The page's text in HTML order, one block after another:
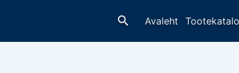
OtsingAvaleht